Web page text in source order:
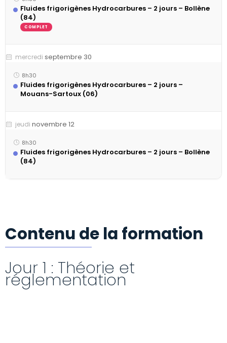
Fluides frigorigènes Hydrocarbures – 2 jours – Bollène
(84)
COMPLET
mercredi septembre 30
8h30
Fluides frigorigènes Hydrocarbures – 2 jours –
Mouans-Sartoux (06)
jeudi novembre 12
8h30
Fluides frigorigènes Hydrocarbures – 2 jours – Bollène
(84)
Contenu de la formation
Jour 1 : Théorie et
réglementation